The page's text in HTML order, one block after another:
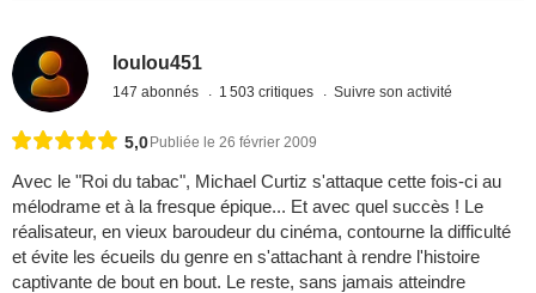
loulou451
147 abonnés 1 503 critiques Suivre son activité
5,0Publiée le 26 février 2009
Avec le "Roi du tabac", Michael Curtiz s'attaque cette fois-ci au
mélodrame et à la fresque épique... Et avec quel succès ! Le
réalisateur, en vieux baroudeur du cinéma, contourne la difficulté
et évite les écueils du genre en s'attachant à rendre l'histoire
captivante de bout en bout. Le reste, sans jamais atteindre